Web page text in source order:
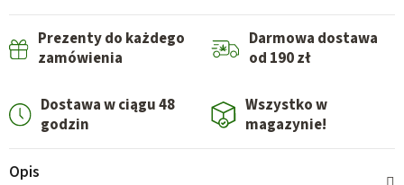
Prezenty do każdego
zamówienia
Darmowa dostawa
od 190 zł
Dostawa w ciągu 48
godzin
Wszystko w
magazynie!
Opis